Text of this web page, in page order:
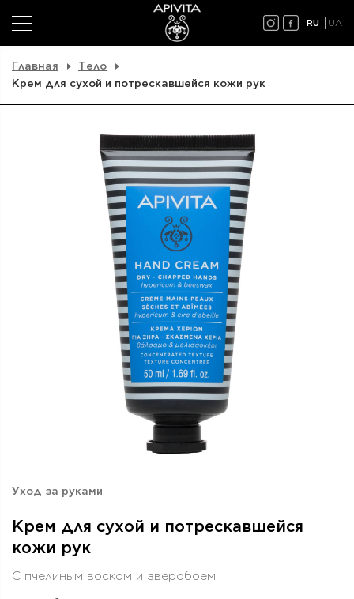
RU UA
Главная
Тело
Крем для сухой и потрескавшейся кожи рук
Уход за руками
Крем для сухой и потрескавшейся
кожи рук
С пчелиным воском и зверобоем